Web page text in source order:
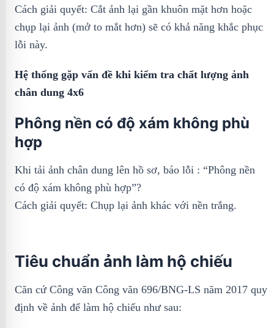
Cách giải quyết: Cắt ảnh lại gần khuôn mặt hơn hoặc
chụp lại ảnh (mở to mắt hơn) sẽ có khả năng khắc phục
lỗi này.
Hệ thống gặp vấn đề khi kiểm tra chất lượng ảnh
chân dung 4x6
Phông nền có độ xám không phù
hợp
Khi tải ảnh chân dung lên hồ sơ, báo lỗi : “Phông nền
có độ xám không phù hợp”?
Cách giải quyết: Chụp lại ảnh khác với nền trắng.
Tiêu chuẩn ảnh làm hộ chiếu
Căn cứ Công văn Công văn 696/BNG-LS năm 2017 quy
định về ảnh để làm hộ chiếu như sau: